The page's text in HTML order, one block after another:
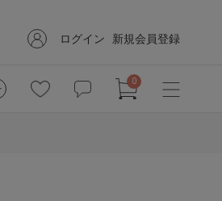
ログイン 新規会員登録
0